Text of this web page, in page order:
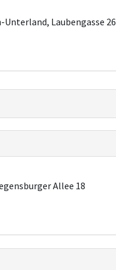
Laubengasse 26
Allee 18